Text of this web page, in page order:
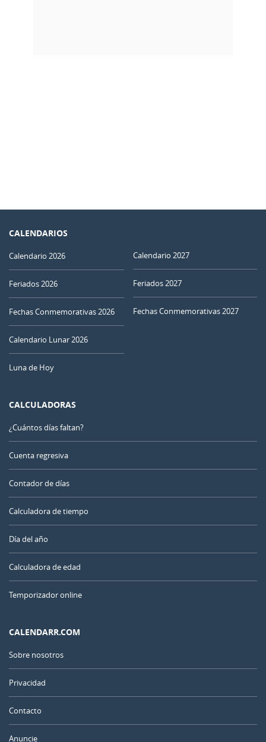
CALENDARIOS
Calendario 2026
Feriados 2026
Fechas Conmemorativas 2026
Calendario Lunar 2026
Luna de Hoy
Calendario 2027
Feriados 2027
Fechas Conmemorativas 2027
CALCULADORAS
¿Cuántos días faltan?
Cuenta regresiva
Contador de días
Calculadora de tiempo
Día del año
Calculadora de edad
Temporizador online
CALENDARR.COM
Sobre nosotros
Privacidad
Contacto
Anuncie